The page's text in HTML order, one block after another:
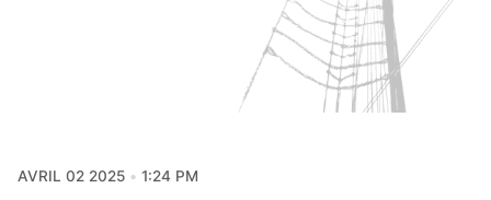
AVRIL 02 2025
1:24 PM